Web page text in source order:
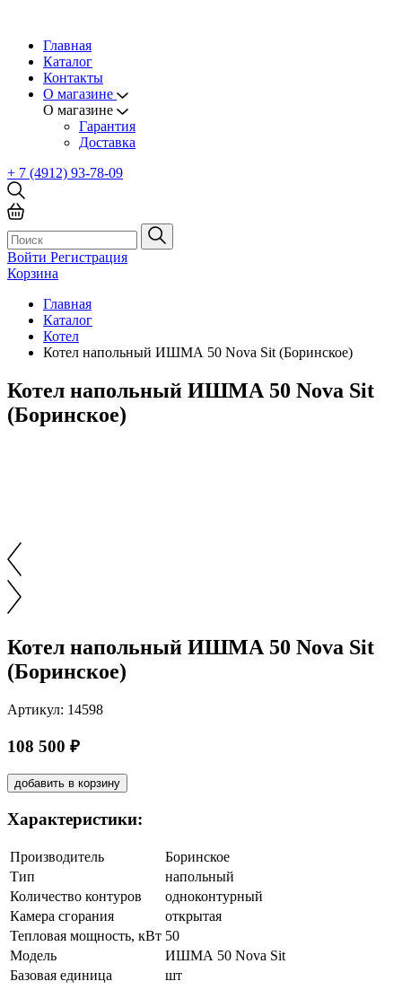
Главная
Каталог
Контакты
О магазине
О магазине
Гарантия
Доставка
+ 7 (4912) 93-78-09
Войти Регистрация
Корзина
Главная
Каталог
Котел
Котел напольный ИШМА 50 Nova Sit (Боринское)
Котел напольный ИШМА 50 Nova Sit
(Боринское)
Котел напольный ИШМА 50 Nova Sit
(Боринское)
Артикул: 14598
108 500 ₽
добавить в корзину
Характеристики:
Производитель
Боринское
Тип
напольный
Количество контуров
одноконтурный
Камера сгорания
открытая
Тепловая мощность, кВт 50
Модель
ИШМА 50 Nova Sit
Базовая единица
шт